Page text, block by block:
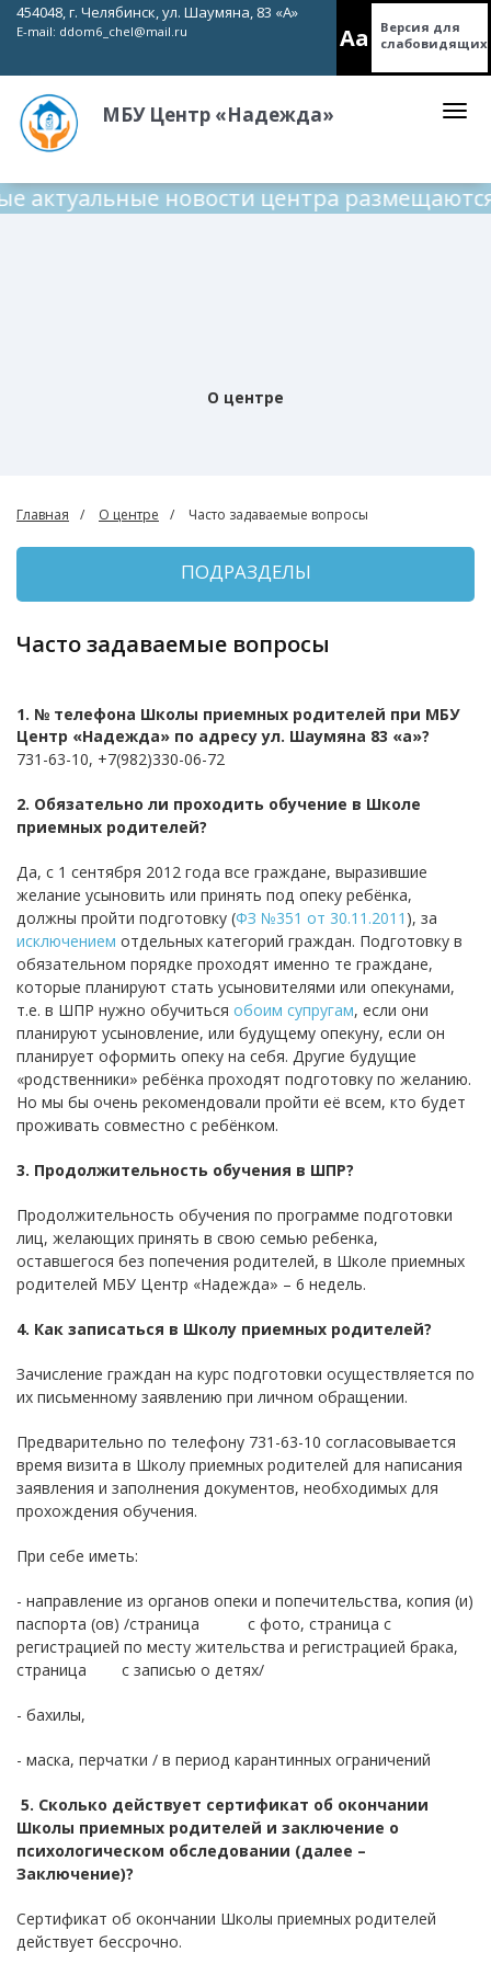
454048, г. Челябинск, ул. Шаумяна, 83 «А»
E-mail: ddom6_chel@mail.ru Aa
Версия для
слабовидящих
МБУ Центр «Надежда»
новости центра размещаются
О центре
Главная О центре Часто задаваемые вопросы
ПОДРАЗДЕЛЫ
Часто задаваемые вопросы
1. № телефона Школы приемных родителей при МБУ
Центр «Надежда» по адресу ул. Шаумяна 83 «а»?
731-63-10, +7(982)330-06-72
2. Обязательно ли проходить обучение в Школе
приемных родителей?
Да, с 1 сентября 2012 года все граждане, выразившие
желание усыновить или принять под опеку ребёнка,
должны пройти подготовку (ФЗ №351 от 30.11.2011 ), за
исключением отдельных категорий граждан. Подготовку в
обязательном порядке проходят именно те граждане,
которые планируют стать усыновителями или опекунами,
т.е. в ШПР нужно обучиться обоим супругам, если они
планируют усыновление, или будущему опекуну, если он
планирует оформить опеку на себя. Другие будущие
«родственники» ребёнка проходят подготовку по желанию.
Но мы бы очень рекомендовали пройти её всем, кто будет
проживать совместно с ребёнком.
3. Продолжительность обучения в ШПР?
Продолжительность обучения по программе подготовки
лиц, желающих принять в свою семью ребенка,
оставшегося без попечения родителей, в Школе приемных
родителей МБУ Центр «Надежда» – 6 недель.
4. Как записаться в Школу приемных родителей?
Зачисление граждан на курс подготовки осуществляется по
их письменному заявлению при личном обращении.
Предварительно по телефону 731-63-10 согласовывается
время визита в Школу приемных родителей для написания
заявления и заполнения документов, необходимых для
прохождения обучения.
При себе иметь:
- направление из органов опеки и попечительства, копия (и)
паспорта (ов) /страница с фото, страница с
регистрацией по месту жительства и регистрацией брака,
страница с записью о детях/
- бахилы,
- маска, перчатки / в период карантинных ограничений
5. Сколько действует сертификат об окончании
Школы приемных родителей и заключение о
психологическом обследовании (далее –
Заключение)?
Сертификат об окончании Школы приемных родителей
действует бессрочно.